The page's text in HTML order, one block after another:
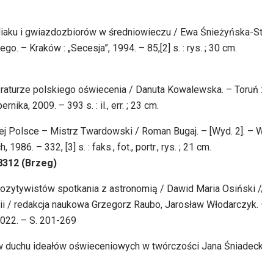
i gwiazdozbiorów w średniowieczu / Ewa Śnieżyńska-
– Kraków : „Secesja”, 1994. – 85,[2] s. : rys. ; 30 cm.
polskiego oświecenia / Danuta Kowalewska. – Toruń
2009. – 393 s. : il., err. ; 23 cm.
Polsce – Mistrz Twardowski / Roman Bugaj. – [Wyd. 2]. –
1986. – 332, [3] s. : faks., fot., portr., rys. ; 21 cm.
(Brzeg)
spotkania z astronomią / Dawid Maria Osiński
/ redakcja naukowa Grzegorz Raubo, Jarosław Włodarczyk.
– S. 201-269
duchu ideałów oświeceniowych w twórczości Jana